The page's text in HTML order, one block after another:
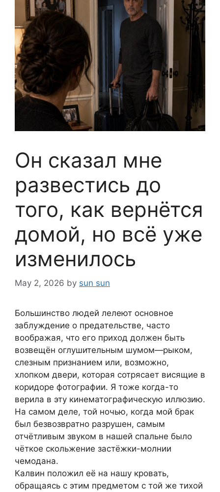
Он сказал мне
развестись до
того, как вернётся
домой, но всё уже
изменилось
May 2, 2026 by sun sun
Большинство людей лелеют основное
заблуждение о предательстве, часто
воображая, что его приход должен быть
возвещён оглушительным шумом—рыком,
слезным признанием или, возможно,
хлопком двери, которая сотрясает висящие в
коридоре фотографии. Я тоже когда-то
верила в эту кинематографическую иллюзию.
На самом деле, той ночью, когда мой брак
был безвозвратно разрушен, самым
отчётливым звуком в нашей спальне было
чёткое скольжение застёжки-молнии
чемодана.
Калвин положил её на нашу кровать,
обращаясь с этим предметом с той же тихой